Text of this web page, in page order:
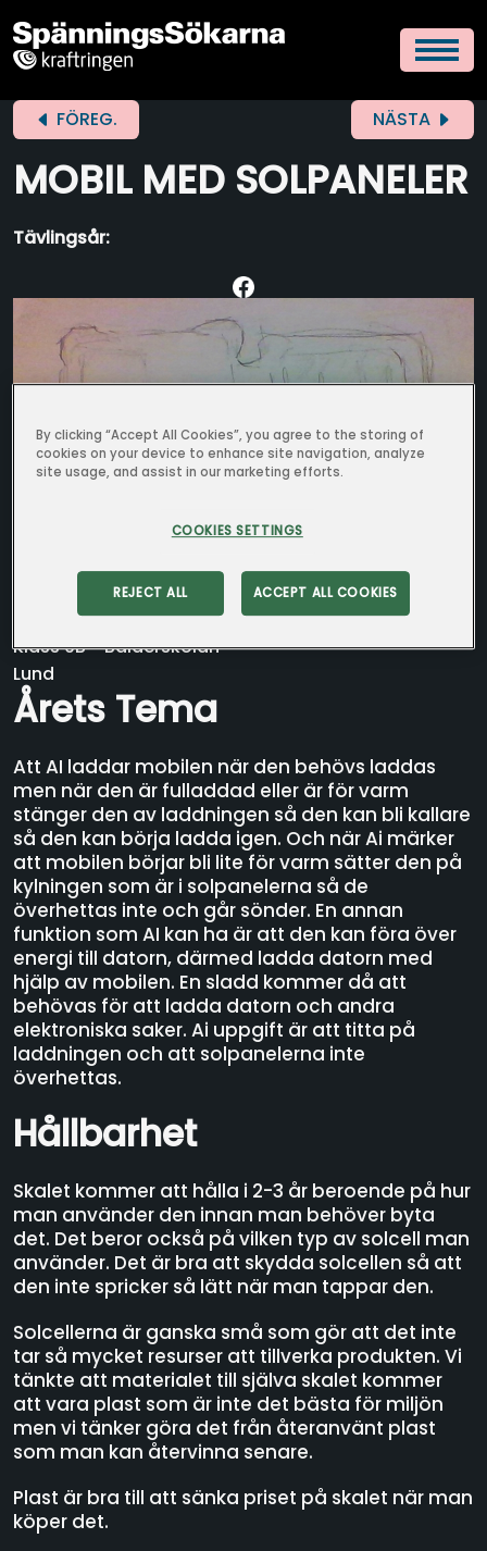
FÖREG.
MOBIL MED SOLPANELER
Tävlingsår:
Klass 9B - Balderskolan
Lund
Årets Tema
Att AI laddar mobilen när den behövs laddas
men när den är fulladdad eller är för varm
stänger den av laddningen så den kan bli kallare
så den kan börja ladda igen. Och när Ai märker
att mobilen börjar bli lite för varm sätter den på
kylningen som är i solpanelerna så de
överhettas inte och går sönder. En annan
funktion som AI kan ha är att den kan föra över
energi till datorn, därmed ladda datorn med
hjälp av mobilen. En sladd kommer då att
behövas för att ladda datorn och andra
elektroniska saker. Ai uppgift är att titta på
laddningen och att solpanelerna inte
överhettas.
Hållbarhet
Skalet kommer att hålla i 2-3 år beroende på hur
man använder den innan man behöver byta
det. Det beror också på vilken typ av solcell man
använder. Det är bra att skydda solcellen så att
den inte spricker så lätt när man tappar den.
Solcellerna är ganska små som gör att det inte
tar så mycket resurser att tillverka produkten. Vi
tänkte att materialet till själva skalet kommer
att vara plast som är inte det bästa för miljön
men vi tänker göra det från återanvänt plast
som man kan återvinna senare.
Plast är bra till att sänka priset på skalet när man
köper det.
NÄSTA
By clicking “Accept All Cookies”, you agree to the storing of
cookies on your device to enhance site navigation, analyze
site usage, and assist in our marketing efforts.
COOKIES SETTINGS
REJECT ALL ACCEPT ALL COOKIES